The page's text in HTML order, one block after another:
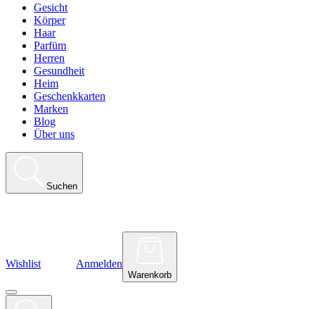
Gesicht
Körper
Haar
Parfüm
Herren
Gesundheit
Heim
Geschenkkarten
Marken
Blog
Über uns
Suchen
Wishlist Anmelden
Warenkorb